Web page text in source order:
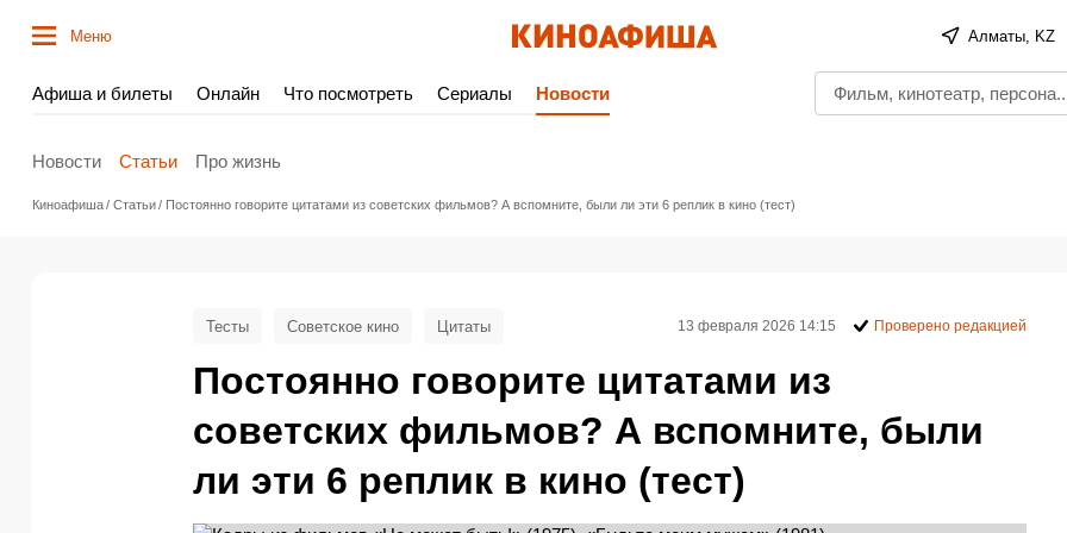
Меню Алматы, KZ
Афиша и билеты Онлайн Что посмотреть Сериалы Новости
Новости Статьи Про жизнь
Киноафиша Статьи Постоянно говорите цитатами из советских фильмов? А вспомните, были ли эти 6 реплик в кино (тест)
Постоянно говорите цитатами из
советских фильмов? А вспомните, были
ли эти 6 реплик в кино (тест)
Тесты Советское кино Цитаты 13 февраля 2026 14:15 Проверено редакцией